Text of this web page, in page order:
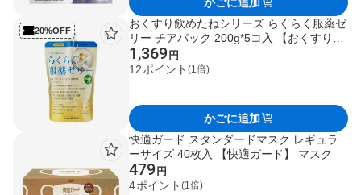
20%OFF
おくすり飲めたねシリーズ らくらく服薬ゼ
リー チアパック 200g*5コ入 【おくすり飲
めたね】 おくすり用便利用品
1,369 円
12ポイント (1倍)
かごに追加
快適ガード スタンダードマスク レギュラ
ーサイズ 40枚入 【快適ガード】 マスク
479 円
4ポイント (1倍)